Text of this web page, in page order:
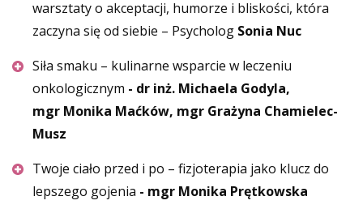
warsztaty o akceptacji, humorze i bliskości, która
zaczyna się od siebie – Psycholog Sonia Nuc
Siła smaku – kulinarne wsparcie w leczeniu
onkologicznym - dr inż. Michaela Godyla,
mgr Monika Maćków, mgr Grażyna Chamielec-
Musz
Twoje ciało przed i po – fizjoterapia jako klucz do
lepszego gojenia - mgr Monika Prętkowska